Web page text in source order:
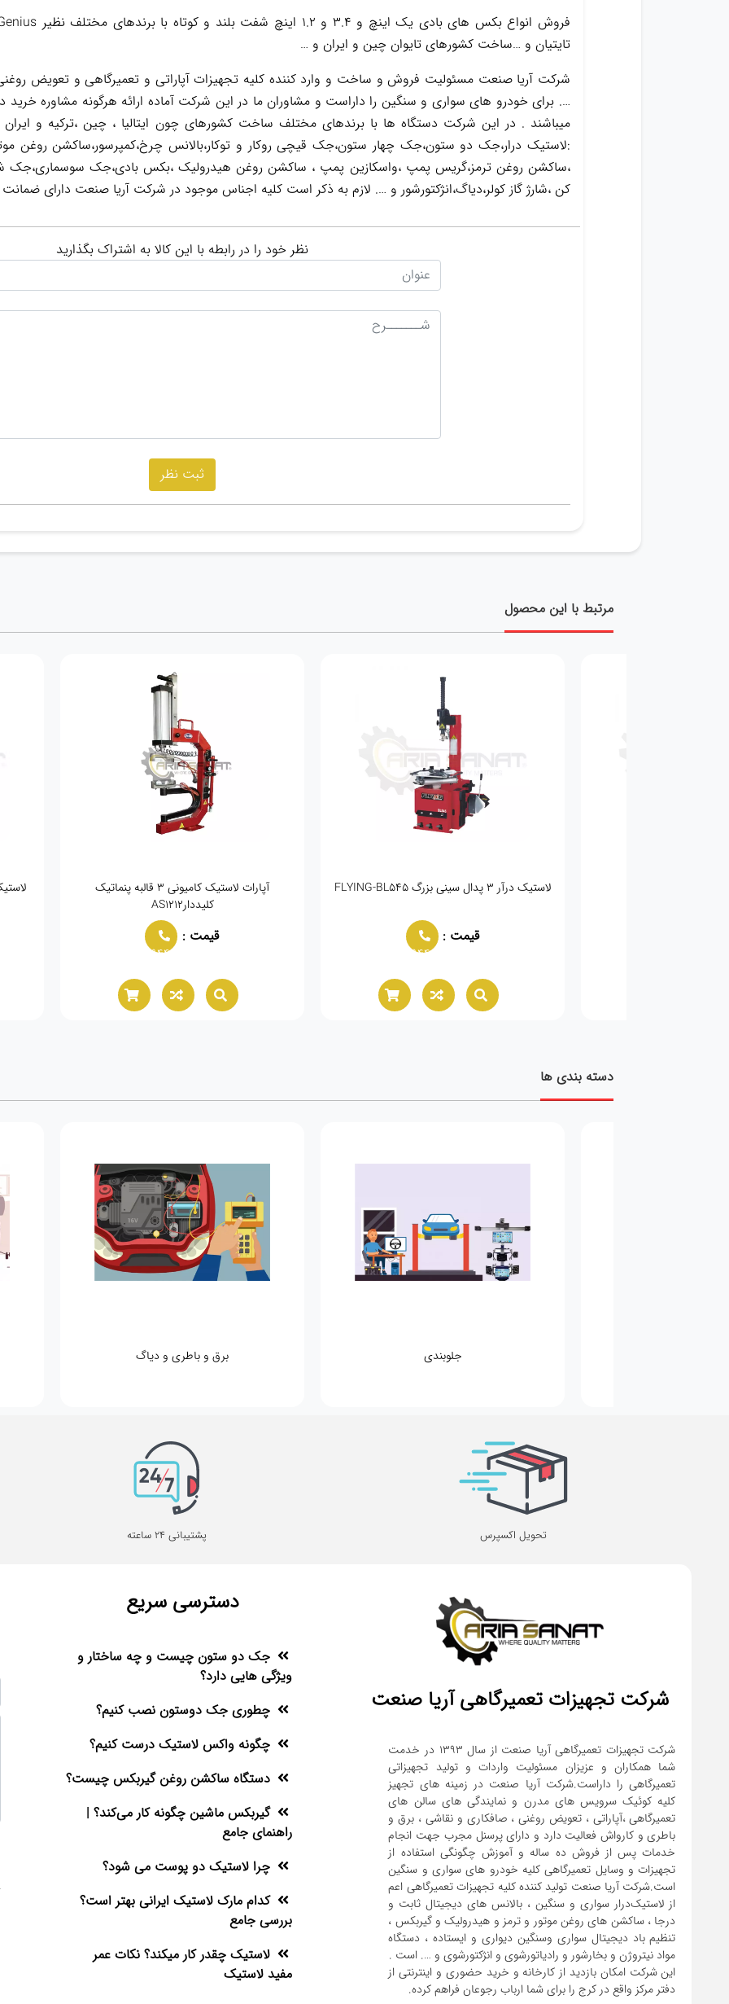
تایتیان و …ساخت کشورهای تایوان چین و ایران و …
شرکت آریا صنعت مسئولیت فروش و ساخت و وارد کننده کلیه تجهیزات آپاراتی و تعمیرگاهی و تعویض
…. برای خودرو های سواری و سنگین را داراست و مشاوران ما در این شرکت آماده ارائه هرگونه مشاوره خرید
میباشند . در این شرکت دستگاه ها با برندهای مختلف ساخت کشورهای چون ایتالیا ، چین ،ترکیه و
:لاستیک درار،جک دو ستون،جک چهار ستون،جک قیچی روکار و توکار،بالانس چرخ،کمپرسور،ساکشن روغن
کن ،شارژ گاز کولر،دیاگ،انژکتورشور و …. لازم به ذکر است کلیه اجناس موجود در شرکت آریا صنعت دارای
نظر خود را در رابطه با این کالا به اشتراک بگذارید
مرتبط با این محصول
لاستیک درآر ۳ پدال سینی بزرگ FLYING-BL545
قیمت :
02166021944
آپارات لاستیک کامیونی 3 قالبه پنماتیک
کلیددارAS1212
قیمت :
02166021944
دسته بندی ها
جلوبندی برق و باطری و دیاگ
تحویل اکسپرس پشتیبانی 24 ساعته
شرکت تجهیزات تعمیرگاهی آریا صنعت
شرکت تجهیزات تعمیرگاهی آریا صنعت از سال ۱۳۹۳ در خدمت
شما همکاران و عزیزان مسئولیت واردات و تولید تجهیزاتی
تعمیرگاهی را داراست.شرکت آریا صنعت در زمینه های تجهیز
کلیه کوئیک سرویس های مدرن و نمایندگی های سالن های
تعمیرگاهی ،آپاراتی ، تعویض روغنی ، صافکاری و نقاشی ، برق و
باطری و کارواش فعالیت دارد و دارای پرسنل مجرب جهت انجام
خدمات پس از فروش ده ساله و آموزش چگونگی استفاده از
تجهیزات و وسایل تعمیرگاهی کلیه خودرو های سواری و سنگین
است.شرکت آریا صنعت تولید کننده کلیه تجهیزات تعمیرگاهی اعم
از لاستیک‌درار سواری و ‌سنگین ، بالانس های دیجیتال ثابت و
درجا ، ساکشن های روغن موتور و ترمز و هیدرولیک و گیربکس ،
تنظیم باد دیجیتال سواری و‌سنگین دیواری و ایستاده ، دستگاه
این شرکت امکان بازدید از کارخانه و خرید حضوری و اینترنتی از
دفتر مرکز واقع در کرج را برای شما ارباب رجوعان فراهم کرده.
دسترسی سریع
جک دو ستون چیست و چه ساختار و
ویژگی هایی دارد؟
چطوری جک دوستون نصب کنیم؟
چگونه واکس لاستیک درست کنیم؟
دستگاه ساکشن روغن گیربکس چیست؟
گیربکس ماشین چگونه کار می‌کند؟ |
راهنمای جامع
چرا لاستیک دو پوست می شود؟
کدام مارک لاستیک ایرانی بهتر است؟
بررسی جامع
لاستیک چقدر کار میکند؟ نکات عمر
مفید لاستیک